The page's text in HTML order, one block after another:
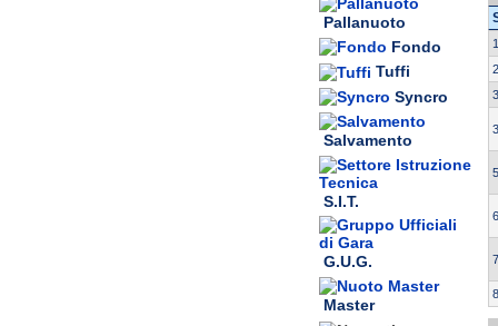
Pallanuoto
Fondo
Tuffi
Syncro
Salvamento
S.I.T.
G.U.G.
Master